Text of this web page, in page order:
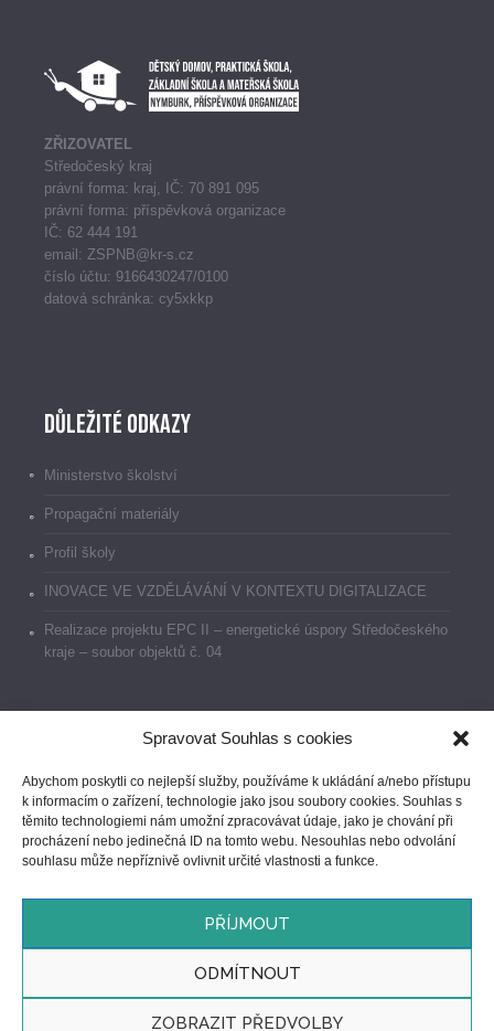
Spravovat Souhlas s cookies
Abychom poskytli co nejlepší služby, používáme k ukládání a/nebo přístupu
k informacím o zařízení, technologie jako jsou soubory cookies. Souhlas s
těmito technologiemi nám umožní zpracovávat údaje, jako je chování při
procházení nebo jedinečná ID na tomto webu. Nesouhlas nebo odvolání
souhlasu může nepříznivě ovlivnit určité vlastnosti a funkce.
PŘÍJMOUT
ODMÍTNOUT
ZOBRAZIT PŘEDVOLBY
ZŘIZOVATEL
Středočeský kraj
právní forma: kraj, IČ: 70 891 095
právní forma: příspěvková organizace
IČ: 62 444 191
email: ZSPNB@kr-s.cz
číslo účtu: 9166430247/0100
datová schránka: cy5xkkp
Důležité odkazy
Ministerstvo školství
Propagační materiály
Profil školy
INOVACE VE VZDĚLÁVÁNÍ V KONTEXTU DIGITALIZACE
Realizace projektu EPC II – energetické úspory Středočeského
kraje – soubor objektů č. 04
Prohlášení o přístupnosti
GDPR